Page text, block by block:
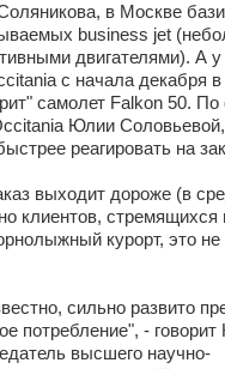
в Москве
business jet
двигателями). А
с начала декабря
самолет Falkon 50.
Юлии
реагировать на
выходит дороже (в
клиентов,
курорт, это не
сильно развито
потребление", - говорит
высшего научно-